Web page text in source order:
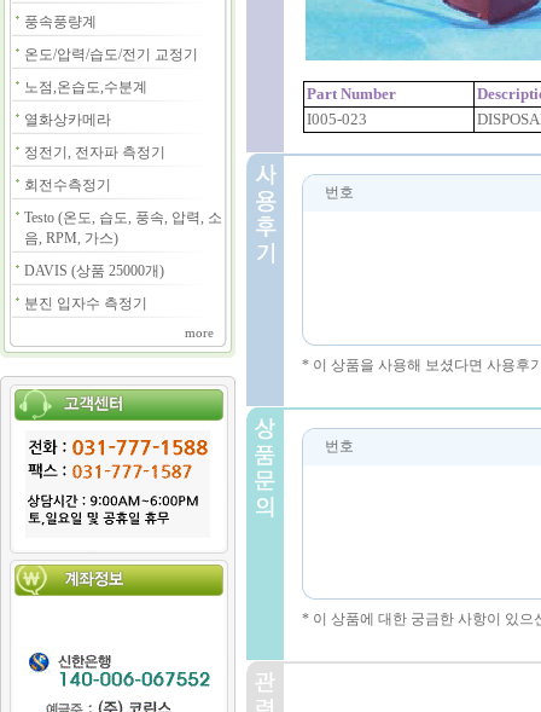
풍속풍량계
온도/압력/습도/전기 교정기
노점,온습도,수분계
열화상카메라
정전기, 전자파 측정기
회전수측정기
Testo (온도, 습도, 풍속, 압력, 소
음, RPM, 가스)
DAVIS (상품 25000개)
분진 입자수 측정기
more
Part Number
I005-023
번호
* 이 상품을 사용해 보셨다면 사용후
번호
* 이 상품에 대한 궁금한 사항이 있